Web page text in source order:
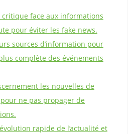
face aux informations
pour éviter les fake news.
sources d’information pour
complète des événements
les nouvelles de
ne pas propager de
rapide de l’actualité et